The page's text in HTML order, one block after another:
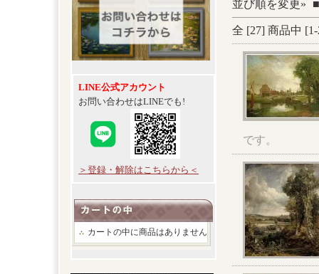
LINE公式アカウント
お問い合わせはLINEでも!
＞登録・解除はこちらから＜
カートの中に商品はありません
並び順を変更» ■
全 [27] 商品中 [1-
です。